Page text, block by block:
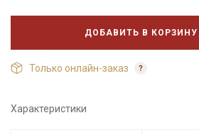
ДОБАВИТЬ В КОРЗИНУ
Только онлайн-заказ
Характеристики